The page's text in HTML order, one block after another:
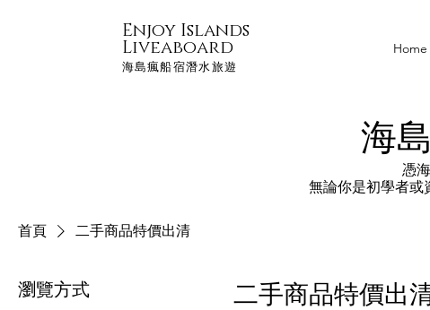
Enjoy Islands
Liveaboard
海島瘋船宿潛水旅遊
Home
海
憑
無論你是初學者或
首頁 二手商品特價出清
瀏覽方式 二手商品特價出